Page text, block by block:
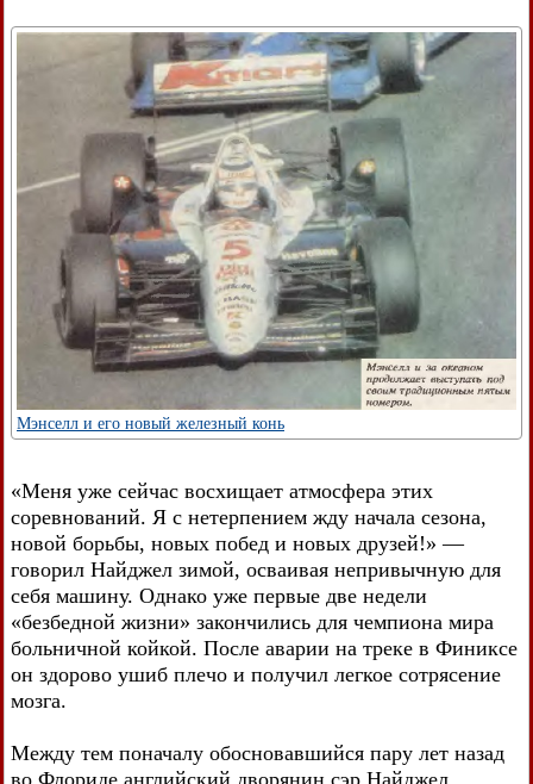
Мэнселл и его новый железный конь
«Меня уже сейчас восхищает атмосфера этих
соревнований. Я с нетерпением жду начала сезона,
новой борьбы, новых побед и новых друзей!» —
говорил Найджел зимой, осваивая непривычную для
себя машину. Однако уже первые две недели
«безбедной жизни» закончились для чемпиона мира
больничной койкой. После аварии на треке в Финиксе
он здорово ушиб плечо и получил легкое сотрясение
мозга.
Между тем поначалу обосновавшийся пару лет назад
во Флориде английский дворянин сэр Найджел